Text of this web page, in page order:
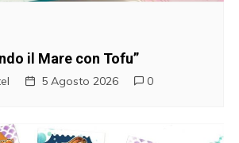
il Mare con Tofu”
5 Agosto 2026 0